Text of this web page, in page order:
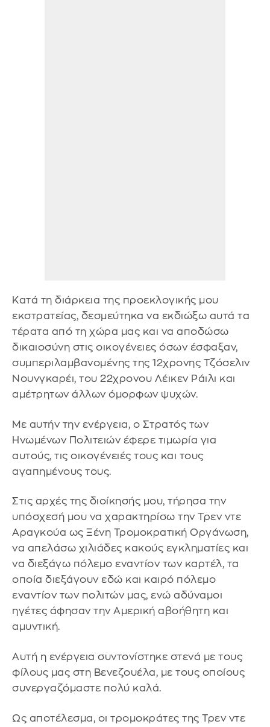
Κατά τη διάρκεια της προεκλογικής μου
εκστρατείας, δεσμεύτηκα να εκδιώξω αυτά τα
τέρατα από τη χώρα μας και να αποδώσω
δικαιοσύνη στις οικογένειες όσων έσφαξαν,
συμπεριλαμβανομένης της 12χρονης Τζόσελιν
Νουνγκαρέι, του 22χρονου Λέικεν Ράιλι και
αμέτρητων άλλων όμορφων ψυχών.
Με αυτήν την ενέργεια, ο Στρατός των
Ηνωμένων Πολιτειών έφερε τιμωρία για
αυτούς, τις οικογένειές τους και τους
αγαπημένους τους.
Στις αρχές της διοίκησής μου, τήρησα την
υπόσχεσή μου να χαρακτηρίσω την Τρεν ντε
Αραγκούα ως Ξένη Τρομοκρατική Οργάνωση,
να απελάσω χιλιάδες κακούς εγκληματίες και
να διεξάγω πόλεμο εναντίον των καρτέλ, τα
οποία διεξάγουν εδώ και καιρό πόλεμο
εναντίον των πολιτών μας, ενώ αδύναμοι
ηγέτες άφησαν την Αμερική αβοήθητη και
αμυντική.
Αυτή η ενέργεια συντονίστηκε στενά με τους
φίλους μας στη Βενεζουέλα, με τους οποίους
συνεργαζόμαστε πολύ καλά.
Ως αποτέλεσμα, οι τρομοκράτες της Τρεν ντε